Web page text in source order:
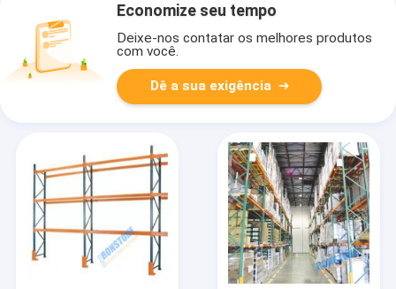
Economize seu tempo
Deixe-nos contatar os melhores produtos
com você.
Dê a sua exigência